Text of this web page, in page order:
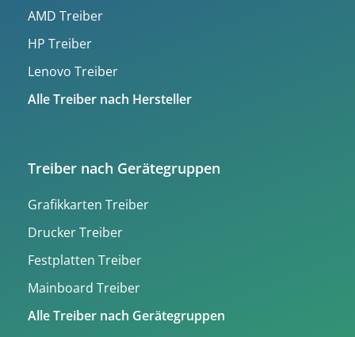
AMD Treiber
HP Treiber
Lenovo Treiber
Alle Treiber nach Hersteller
Treiber nach Gerätegruppen
Grafikkarten Treiber
Drucker Treiber
Festplatten Treiber
Mainboard Treiber
Alle Treiber nach Gerätegruppen